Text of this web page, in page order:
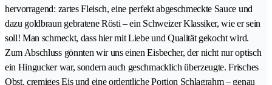
hervorragend: zartes Fleisch, eine perfekt abgeschmeckte Sauce und
dazu goldbraun gebratene Rösti – ein Schweizer Klassiker, wie er sein
soll! Man schmeckt, dass hier mit Liebe und Qualität gekocht wird.
Zum Abschluss gönnten wir uns einen Eisbecher, der nicht nur optisch
ein Hingucker war, sondern auch geschmacklich überzeugte. Frisches
Obst, cremiges Eis und eine ordentliche Portion Schlagrahm – genau